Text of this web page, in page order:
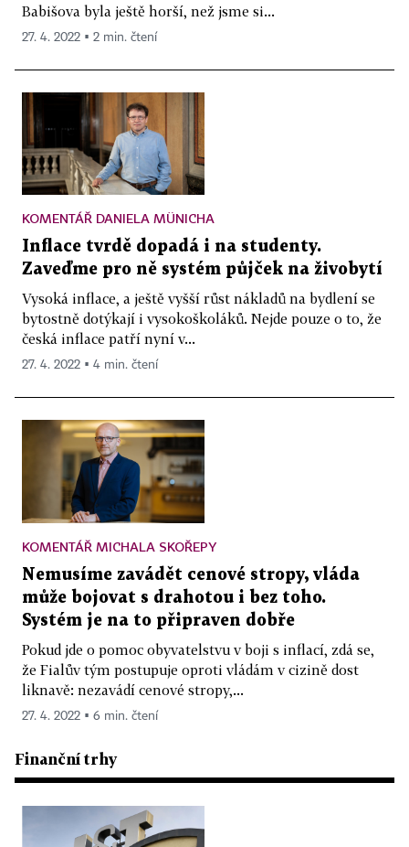
Babišova byla ještě horší, než jsme si...
27. 4. 2022 ▪ 2 min. čtení
KOMENTÁŘ DANIELA MÜNICHA
Inflace tvrdě dopadá i na studenty.
Zaveďme pro ně systém půjček na živobytí
Vysoká inflace, a ještě vyšší růst nákladů na bydlení se
bytostně dotýkají i vysokoškoláků. Nejde pouze o to, že
česká inflace patří nyní v...
27. 4. 2022 ▪ 4 min. čtení
KOMENTÁŘ MICHALA SKOŘEPY
Nemusíme zavádět cenové stropy, vláda
může bojovat s drahotou i bez toho.
Systém je na to připraven dobře
Pokud jde o pomoc obyvatelstvu v boji s inflací, zdá se,
že Fialův tým postupuje oproti vládám v cizině dost
liknavě: nezavádí cenové stropy,...
27. 4. 2022 ▪ 6 min. čtení
Finanční trhy